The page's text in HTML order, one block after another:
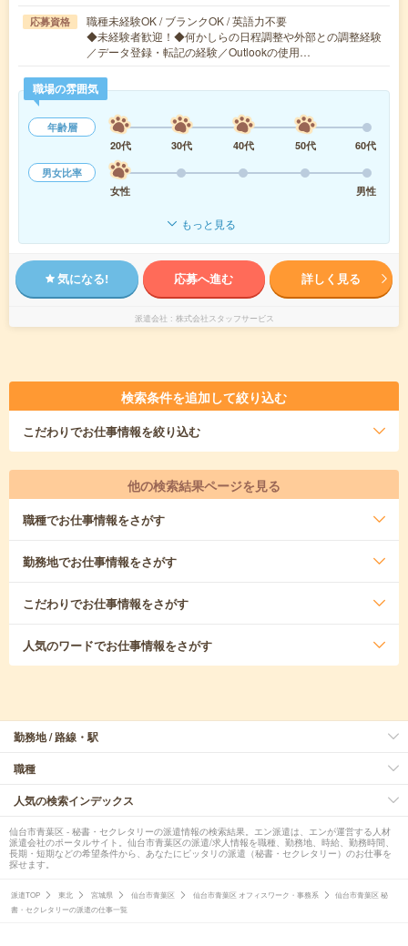
応募資格
職種未経験OK / ブランクOK / 英語力不要
◆未経験者歓迎！◆何かしらの日程調整や外部との調整経験
／データ登録・転記の経験／Outlookの使用…
職場の雰囲気
年齢層
20代
30代 40代 50代
60代
男女比率
女性
男性
もっと見る
気になる! 応募へ進む 詳しく見る
派遣会社 株式会社スタッフサービス
検索条件を追加して絞り込む
こだわりでお仕事情報を絞り込む
他の検索結果ページを見る
職種でお仕事情報をさがす
勤務地でお仕事情報をさがす
こだわりでお仕事情報をさがす
人気のワードでお仕事情報をさがす
勤務地 / 路線・駅
職種
人気の検索インデックス
仙台市青葉区 - 秘書・セクレタリーの派遣情報の検索結果。エン派遣は、エンが運営する人材
派遣会社のポータルサイト。仙台市青葉区の派遣/求人情報を職種、勤務地、時給、勤務時間、
長期・短期などの希望条件から、あなたにピッタリの派遣（秘書・セクレタリー）のお仕事を
探せます。
派遣TOP 東北 宮城県 仙台市青葉区 仙台市青葉区 オフィスワーク・事務系
仙台市青葉区 秘
書・セクレタリーの派遣の仕事一覧